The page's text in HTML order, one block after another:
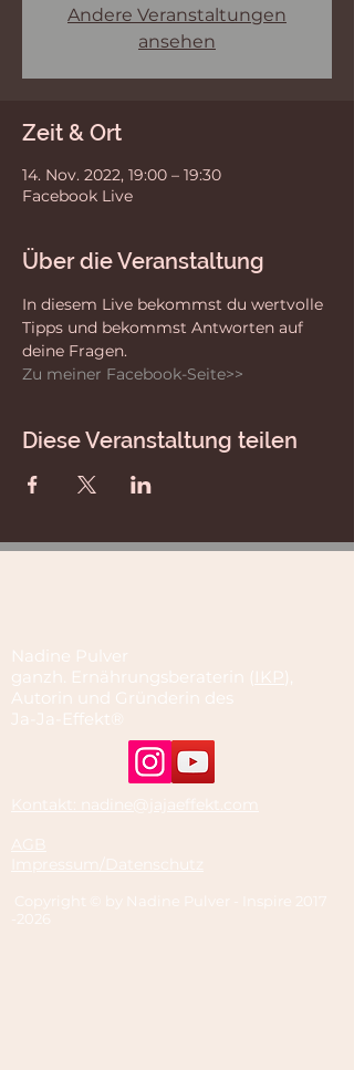
Andere Veranstaltungen
ansehen
Zeit & Ort
14. Nov. 2022, 19:00 – 19:30
Facebook Live
Über die Veranstaltung
In diesem Live bekommst du wertvolle
Tipps und bekommst Antworten auf
deine Fragen.
Zu meiner Facebook-Seite>>
Diese Veranstaltung teilen
Nadine Pulver
ganzh. Ernährungsberaterin ( IKP),
Autorin und Gründerin des
Ja-Ja-Effekt®
Kontakt: nadine@jajaeffekt.com
AGB
Impressum/Datenschutz
Copyright © by Nadine Pulver - Inspire
2017
-2026